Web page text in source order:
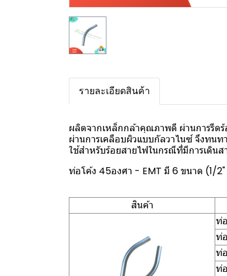
รายละเอียดสินค้า
ผลิตจากเหล็กกล้าคุณภาพดี ผ่านการรีดร้
ผ่านการเคลือบผิวแบบกัลวาไนซ์ จึงทน
ใช้สำหรับร้อยสายไฟในกรณีที่มีการเดิน
ท่อโค้ง 45องศา - EMT มี 6 ขนาด (1/
สินค้า
ท่
ท่
ท่
ท่